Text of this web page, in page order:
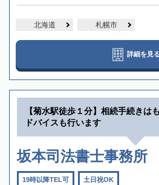
北海道 札幌市
詳細を見る
【菊水駅徒歩１分】相続手続きは
ドバイスも行います
坂本司法書士事務所
19時以降TEL可 土日祝OK